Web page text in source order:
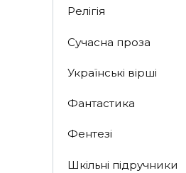
Релігія
Сучасна проза
Українські вірші
Фантастика
Фентезі
Шкільні підручники